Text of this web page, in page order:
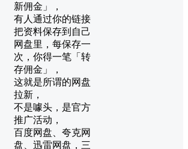
新佣金」，
有人通过你的链接
把资料保存到自己
网盘里，每保存一
次，你得一笔「转
存佣金」，
这就是所谓的网盘
拉新，
不是噱头，是官方
推广活动，
百度网盘、夸克网
盘、迅雷网盘，三